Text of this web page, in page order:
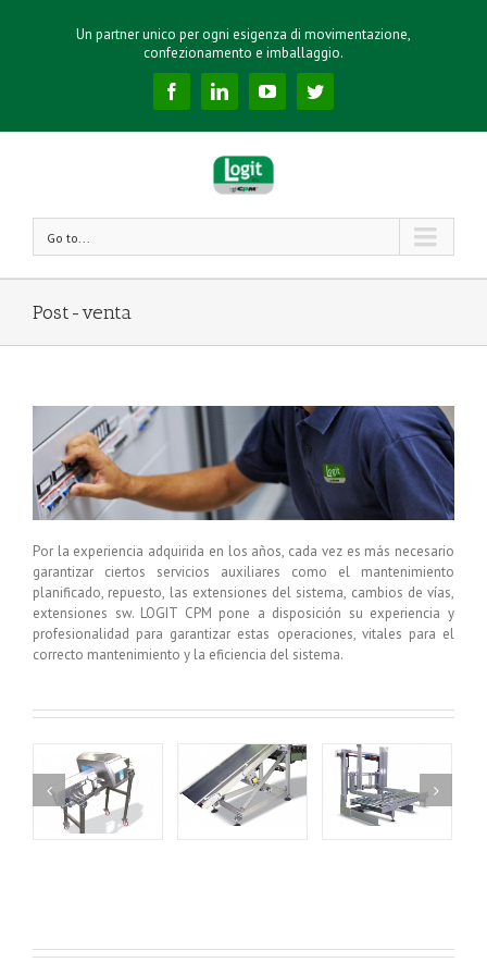
Un partner unico per ogni esigenza di movimentazione,
confezionamento e imballaggio.
FacebookLinkedinYouTubeTwitter
Go to...
Post-venta
Por la experiencia adquirida en los años, cada vez es más necesario
garantizar ciertos servicios auxiliares como el mantenimiento
planificado, repuesto, las extensiones del sistema, cambios de vías,
extensiones sw. LOGIT CPM pone a disposición su experiencia y
profesionalidad para garantizar estas operaciones, vitales para el
correcto mantenimiento y la eficiencia del sistema.